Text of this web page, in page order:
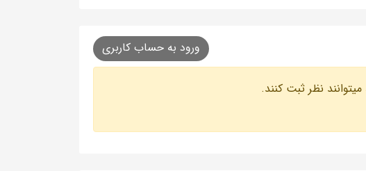
ورود به حساب کاربری
نظر ثبت کنند.